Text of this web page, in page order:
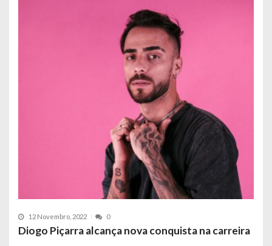
12 Novembro, 2022 0
Diogo Piçarra alcança nova conquista na carreira